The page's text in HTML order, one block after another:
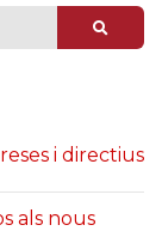
i directius
als nous